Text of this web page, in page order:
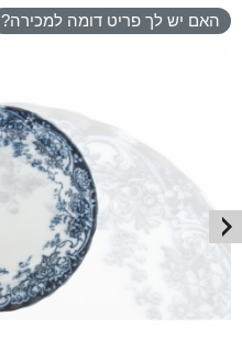
האם יש לך פריט דומה למכירה?